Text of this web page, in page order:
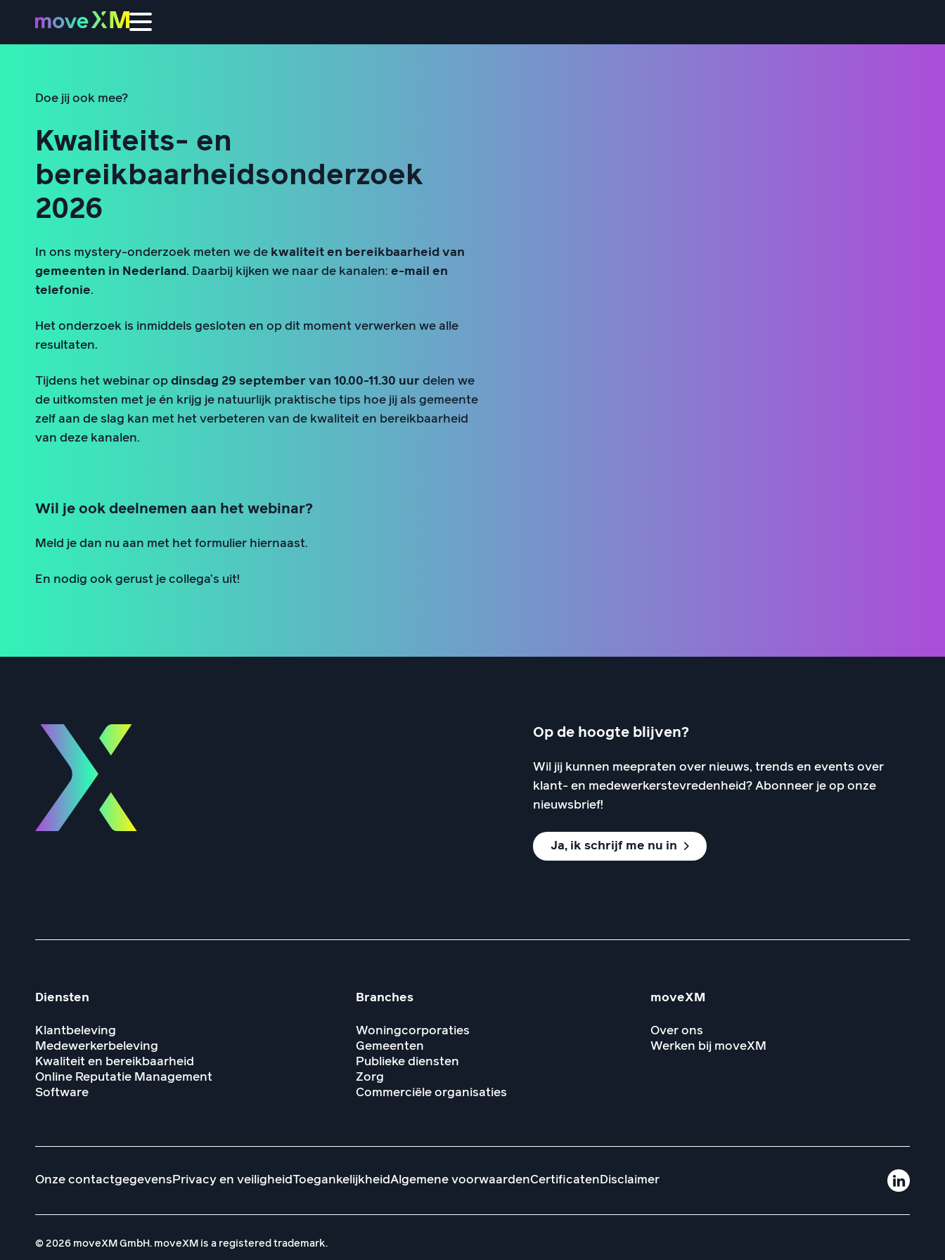
Doe jij ook mee?
Kwaliteits- en
bereikbaarheidsonderzoek
2026
In ons mystery-onderzoek meten we de kwaliteit en bereikbaarheid van
gemeenten in Nederland. Daarbij kijken we naar de kanalen: e-mail en
telefonie.
Het onderzoek is inmiddels gesloten en op dit moment verwerken we alle
resultaten.
Tijdens het webinar op dinsdag 29 september van 10.00-11.30 uur delen we
de uitkomsten met je én krijg je natuurlijk praktische tips hoe jij als gemeente
zelf aan de slag kan met het verbeteren van de kwaliteit en bereikbaarheid
van deze kanalen.
Wil je ook deelnemen aan het webinar?
Meld je dan nu aan met het formulier hiernaast.
En nodig ook gerust je collega’s uit!
Op de hoogte blijven?
Wil jij kunnen meepraten over nieuws, trends en events over
klant- en medewerkerstevredenheid? Abonneer je op onze
nieuwsbrief!
Ja, ik schrijf me nu in
Diensten
Klantbeleving
Medewerkerbeleving
Kwaliteit en bereikbaarheid
Online Reputatie Management
Software
Branches
Woningcorporaties
Gemeenten
Publieke diensten
Zorg
Commerciële organisaties
moveXM
Over ons
Werken bij moveXM
Onze contactgegevens Privacy en veiligheid ToegankelijkheidAlgemene voorwaardenCertificaten Disclaimer
© 2026 moveXM GmbH. moveXM is a registered trademark.